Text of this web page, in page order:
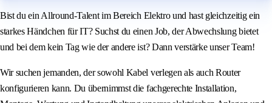
Bist du ein Allround-Talent im Bereich Elektro und hast gleichzeitig ein
starkes Händchen für IT? Suchst du einen Job, der Abwechslung bietet
und bei dem kein Tag wie der andere ist? Dann verstärke unser Team!
Wir suchen jemanden, der sowohl Kabel verlegen als auch Router
konfigurieren kann. Du übernimmst die fachgerechte Installation,